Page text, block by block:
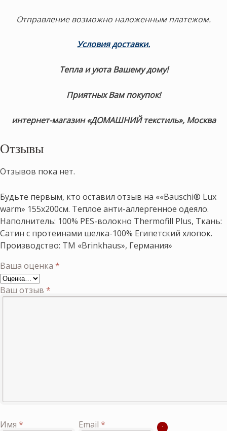
Отправление возможно наложенным платежом.
Условия доставки.
Тепла и уюта Вашему дому!
Приятных Вам покупок!
интернет-магазин «ДОМАШНИЙ текстиль», Москва
Отзывы
Отзывов пока нет.
Будьте первым, кто оставил отзыв на ««Bauschi® Lux
warm» 155х200см. Теплое анти-аллергенное одеяло.
Наполнитель: 100% PES-волокно Thermofill Plus, Ткань:
Сатин с протеинами шелка-100% Египетский хлопок.
Производство: ТМ «Brinkhaus», Германия»
Ваша оценка *
Ваш отзыв *
Имя * Email *